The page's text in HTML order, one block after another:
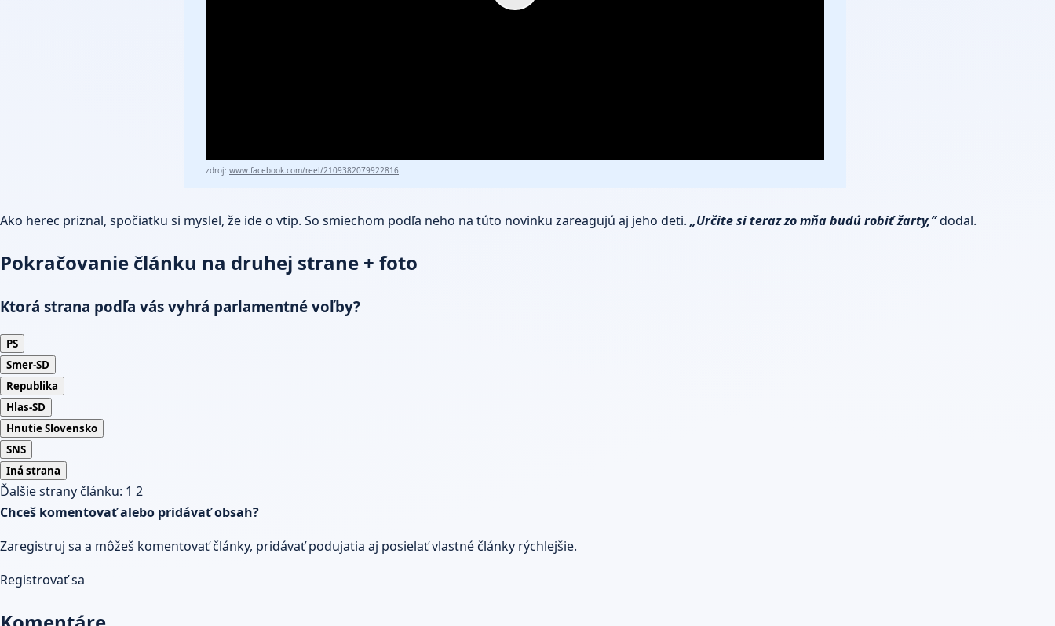
zdroj: www.facebook.com/reel/2109382079922816
Ako herec priznal, spočiatku si myslel, že ide o vtip. So smiechom podľa neho na túto novinku zareagujú aj jeho deti. „Určite si teraz zo mňa budú robiť žarty,”dodal.
Pokračovanie článku na druhej strane + foto
Ktorá strana podľa vás vyhrá parlamentné voľby?
PS
Smer-SD
Republika
Hlas-SD
Hnutie Slovensko
SNS
Iná strana
Ďalšie strany článku: 1 2
Chceš komentovať alebo pridávať obsah?
Zaregistruj sa a môžeš komentovať články, pridávať podujatia aj posielať vlastné články rýchlejšie.
Registrovať sa